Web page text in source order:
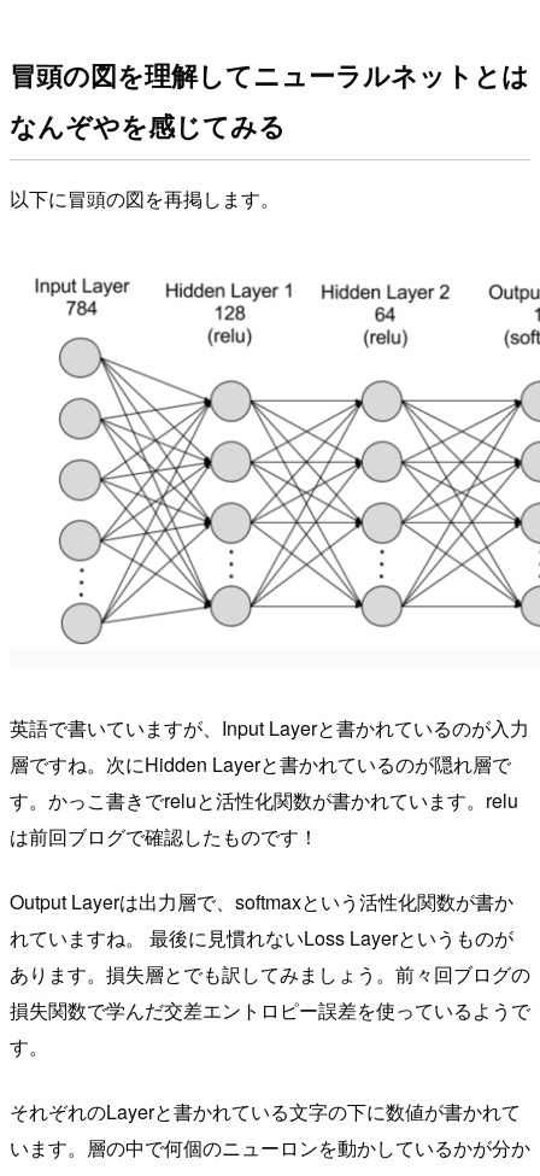
冒頭の図を理解してニューラルネットとは
なんぞやを感じてみる
以下に冒頭の図を再掲します。
英語で書いていますが、Input Layerと書かれているのが入力
層ですね。次にHidden Layerと書かれているのが隠れ層で
す。かっこ書きでreluと活性化関数が書かれています。relu
は前回ブログで確認したものです！
Output Layerは出力層で、softmaxという活性化関数が書か
れていますね。 最後に見慣れないLoss Layerというものが
あります。損失層とでも訳してみましょう。前々回ブログの
損失関数で学んだ交差エントロピー誤差を使っているようで
す。
それぞれのLayerと書かれている文字の下に数値が書かれて
います。層の中で何個のニューロンを動かしているかが分か